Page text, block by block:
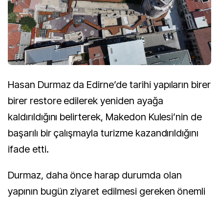
Hasan Durmaz da Edirne’de tarihi yapıların birer
birer restore edilerek yeniden ayağa
kaldırıldığını belirterek, Makedon Kulesi’nin de
başarılı bir çalışmayla turizme kazandırıldığını
ifade etti.
Durmaz, daha önce harap durumda olan
yapının bugün ziyaret edilmesi gereken önemli